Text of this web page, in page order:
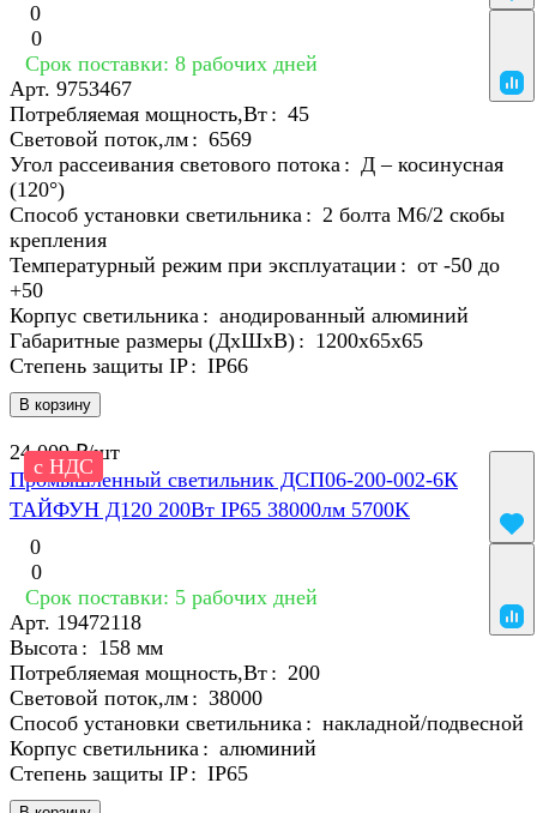
0
0
Срок поставки: 8 рабочих дней
Арт. 9753467
В корзину
Потребляемая мощность,Вт : 45
Световой поток,лм : 6569
Угол рассеивания светового потока : Д – косинусная
(120°)
Способ установки светильника : 2 болта М6/2 скобы
крепления
Температурный режим при эксплуатации : от -50 до
+50
Корпус светильника : анодированный алюминий
Габаритные размеры (ДхШхВ) : 1200х65х65
Степень защиты IP : IP66
с НДС
24 009 ₽/шт
Промышленный светильник ДСП06-200-002-6К
ТАЙФУН Д120 200Вт IP65 38000лм 5700K
0
0
Срок поставки: 5 рабочих дней
Арт. 19472118
Высота : 158 мм
Потребляемая мощность,Вт : 200
Световой поток,лм : 38000
Способ установки светильника : накладной/подвесной
Корпус светильника : алюминий
Степень защиты IP : IP65